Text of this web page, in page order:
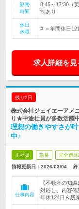
勤務
時間
8:45～17:30（
制あり
休日
休暇
# ＜年間休日
求人詳細を見
残り2日
株式会社ジェイエーアメ
り★中途社員が多数活躍
理想の働きやすさが
中♪
正社員 急募 完全週休
情報更新日：2026/03/04 終
仕事内容
【不動産の知
対応し、内容
年休124日＆残